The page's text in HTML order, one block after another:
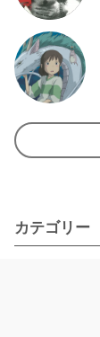
カテゴリー